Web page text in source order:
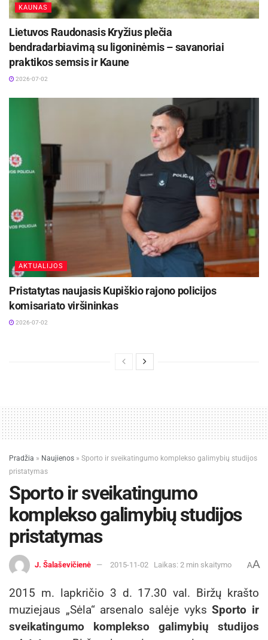
KAUNAS
Lietuvos Raudonasis Kryžius plečia
bendradarbiavimą su ligoninėmis – savanoriai
praktikos semsis ir Kaune
2026-07-02
AKTUALIJOS
Pristatytas naujasis Kupiškio rajono policijos
komisariato viršininkas
2026-07-02
Pradžia » Naujienos » Sporto ir sveikatingumo komplekso galimybių studijos
pristatymas
Sporto ir sveikatingumo
komplekso galimybių studijos
pristatymas
J. Šalaševičienė 2015-11-02 Laikas: 2 min skaitymo AA
2015 m. lapkričio 3 d. 17.30 val. Biržų krašto
muziejaus „Sėla“ arsenalo salėje vyksSporto ir
sveikatingumo komplekso galimybių studijos